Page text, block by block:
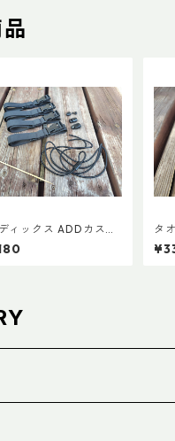
ィックス ADDカスタ
ツ Ver.2
タ